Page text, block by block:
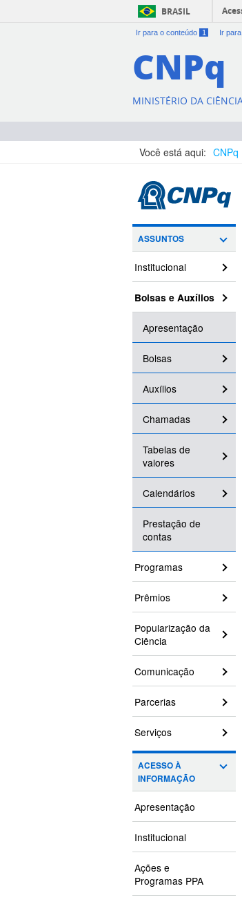
BRASIL
Ir para o conteúdo 1 Ir
CNPq
MINISTÉRIO DA
Você está aqui: CNPq
ASSUNTOS
Institucional
Bolsas e Auxílios
Apresentação
Bolsas
Auxílios
Chamadas
Tabelas de
valores
Calendários
Prestação de
contas
Programas
Prêmios
Popularização da
Ciência
Comunicação
Parcerias
Serviços
ACESSO À
INFORMAÇÃO
Apresentação
Institucional
Ações e
Programas PPA